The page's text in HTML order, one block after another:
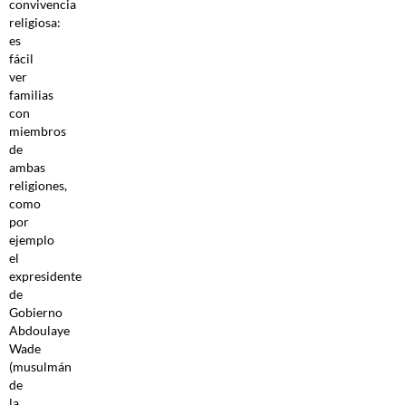
convivencia
religiosa:
es
fácil
ver
familias
con
miembros
de
ambas
religiones,
como
por
ejemplo
el
expresidente
de
Gobierno
Abdoulaye
Wade
(musulmán
de